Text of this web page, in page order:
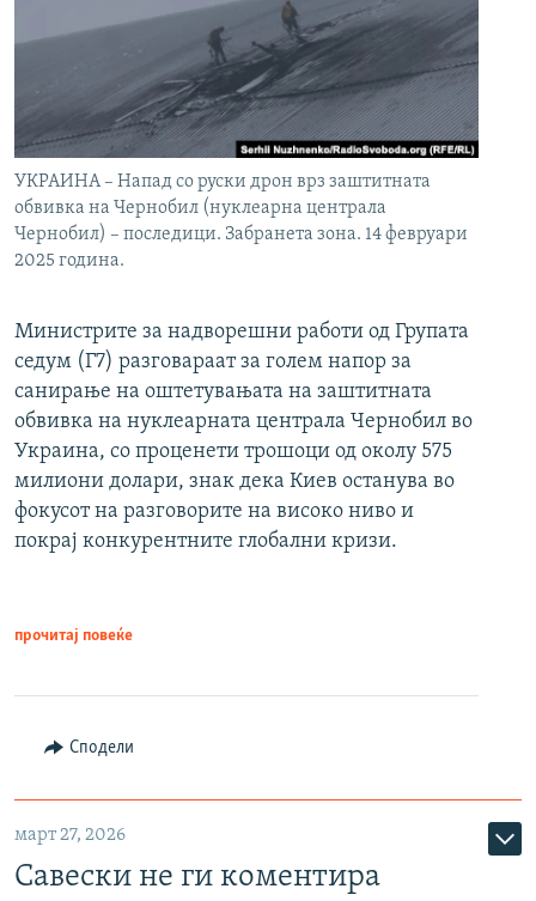
УКРАИНА – Напад со руски дрон врз заштитната
обвивка на Чернобил (нуклеарна централа
Чернобил) – последици. Забранета зона. 14 февруари
2025 година.
Министрите за надворешни работи од Групата
седум (Г7) разговараат за голем напор за
санирање на оштетувањата на заштитната
обвивка на нуклеарната централа Чернобил во
Украина, со проценети трошоци од околу 575
милиони долари, знак дека Киев останува во
фокусот на разговорите на високо ниво и
покрај конкурентните глобални кризи.
прочитај повеќе
Сподели
март 27, 2026
Савески не ги коментира